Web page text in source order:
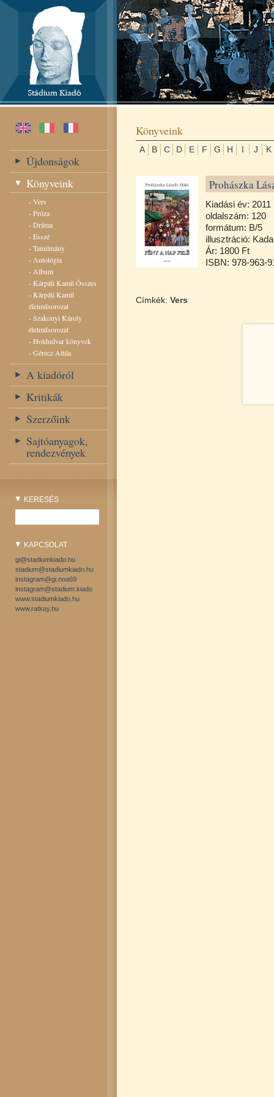
Újdonságok
Könyveink
-Vers
-Próza
-Dráma
-Esszé
-Tanulmány
- Antológia
- Album
-Kárpáti Kamil Összes
-Kárpáti Kamil
életműsorozat
-Szakonyi Károly
életműsorozat
-Holdudvar könyvek
-Gérecz Attila
A kiadóról
Kritikák
Szerzőink
Sajtóanyagok,
rendezvények
KERESÉS
KAPCSOLAT
gi@stadiumkiado.hu
stadium@stadiumkiado.hu
instagram@gi.noa69
instagram@stadium.kiado
www.stadiumkiado.hu
www.ratkay.hu
Könyveink
A B C D E F G H I J K
Prohászka
Kiadási év: 2011
oldalszám: 120
formátum: B/5
illusztráció:
Ár: 1800 Ft
ISBN: 978-963-
Címkék: Vers